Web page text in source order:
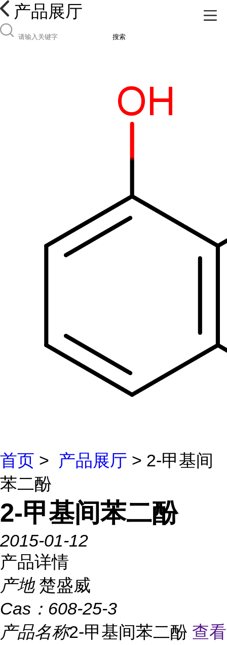
产品展厅
搜索
首页 > 产品展厅 > 2-甲基间
苯二酚
2-甲基间苯二酚
2015-01-12
产品详情
产地 楚盛威
Cas： 608-25-3
产品名称2-甲基间苯二酚 查看